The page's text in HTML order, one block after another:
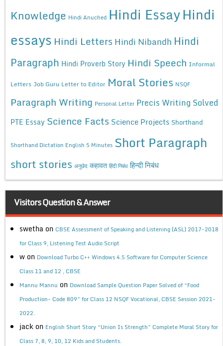
Knowledge Hindi Anuched Hindi EssayHindi
essays Hindi Letters Hindi Nibandh Hindi
Paragraph Hindi Proverb Story Hindi Speech Informal
Letters Job Guru Letter to Editor Moral Stories NSQF
Paragraph Writing Personal Letter Precis Writing Solved
PTE Essay Science Facts Science Projects Shorthand
Shorthand Dictation English 5 Minutes Short Paragraph
short stories अनुछेद कहावत हिंदी निबंध हिन्दी निबंध
Visitors Question & Answer
swetha on CBSE Assessment of Speaking and Listening (ASL) 2017-2018
for Class 9, Listening Test Audio Script
w on Download Turbo C++ Windows 4.5 Software for Computer Science
Class 11 and 12 , CBSE
Mannu Mannu on Download Sample Question Paper Solved of “Food
Production- Code 809” for Class 12 NSQF Vocational, CBSE Session 2021-
2022.
jack on English Short Story “Union Is Strength” Complete Moral Story for
Class 7, 8, 9, 10, 12 Kids and Students.